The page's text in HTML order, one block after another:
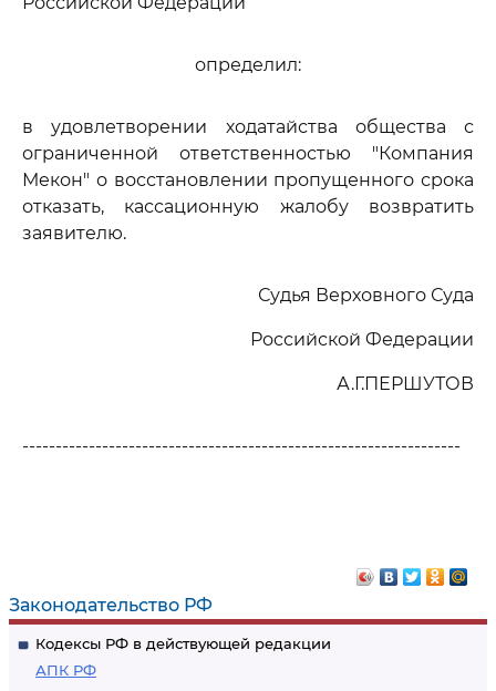
Законодательство РФ
Кодексы РФ в действующей редакции
АПК РФ
определил:
в удовлетворении ходатайства общества с
ограниченной ответственностью "Компания
Мекон" о восстановлении пропущенного срока
отказать, кассационную жалобу возвратить
заявителю.
Судья Верховного Суда
Российской Федерации
А.Г.ПЕРШУТОВ
------------------------------------------------------------------